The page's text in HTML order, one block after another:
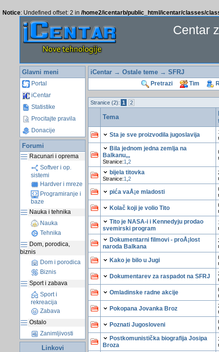
Notice: Undefined offset: 2 in /home2/icentarb/public_html/icentar/classes/
Centar
Glavni meni
Portal
iCentar
Statistike
Procitajte pravila
Donacije
Forumi
Racunari i oprema
Softver i op.
sistemi
Hardver i mreze
Programiranje i
baze
Nauka i tehnika
Nauka
Tehnika
Dom, porodica,
biznis
Dom i porodica
Biznis
Sport i zabava
Sport i
rekreacija
Zabava
Ostalo
Zanimljivosti
Linkovi
iCentar→ Ostale teme→ SFRJ
Pretrazi Tim
Stranice (2): 1 2
Tema
Sta je sve proizvodila jugoslavija
Bila jednom jedna zemlja na
Balkanu,,,
Stranice:1 2
bijela titovka
Stranice:1 2
pića vaÅ¡e mladosti
Kolač koji je volio Tito
Tito je NASA-i i Kennedyju prodao
svemirski program
Dokumentarni filmovi - proÅ¡lost
naroda Balkana
Kako je bilo u Jugi
Dokumentarev za raspadot na SFRJ
Omladinske radne akcije
Pokopana Jovanka Broz
Poznati Jugosloveni
Postkomunistička biografija Josipa
Broza